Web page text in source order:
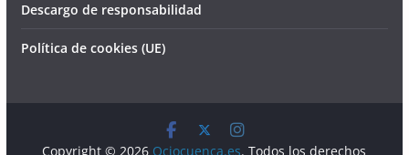
Descargo de responsabilidad
Política de cookies (UE)
Copyright © 2026 Ociocuenca.es. Todos los derechos